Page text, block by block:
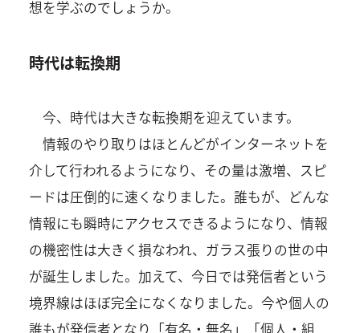
想を学ぶのでしょうか。
時代は転換期
今、時代は大きな転換期を迎えています。
情報のやり取りはほとんどがインターネットを
介して行われるようになり、その量は激増、スピ
ードは圧倒的に速くなりました。誰もが、どんな
情報にも瞬時にアクセスできるようになり、情報
の機密性は大きく損なわれ、ガラス張りの世の中
が誕生しました。加えて、今日では発信者という
境界線はほぼ完全になくなりました。今や個人の
誰もが発信者となり「有名・無名」「個人・組